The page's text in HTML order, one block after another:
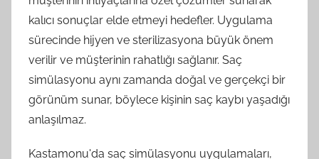
kalıcı sonuçlar elde etmeyi hedefler. Uygulama
sürecinde hijyen ve sterilizasyona büyük önem
verilir ve müşterinin rahatlığı sağlanır. Saç
simülasyonu aynı zamanda doğal ve gerçekçi bir
görünüm sunar, böylece kişinin saç kaybı yaşadığı
anlaşılmaz.
Kastamonu'da saç simülasyonu uygulamaları,